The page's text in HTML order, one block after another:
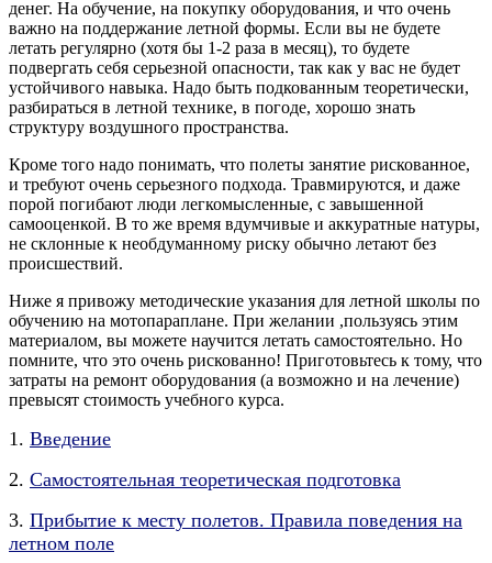
денег. На обучение, на покупку оборудования, и что очень
важно на поддержание летной формы. Если вы не будете
летать регулярно (хотя бы 1-2 раза в месяц), то будете
подвергать себя серьезной опасности, так как у вас не будет
устойчивого навыка. Надо быть подкованным теоретически,
разбираться в летной технике, в погоде, хорошо знать
структуру воздушного пространства.
Кроме того надо понимать, что полеты занятие рискованное,
и требуют очень серьезного подхода. Травмируются, и даже
порой погибают люди легкомысленные, с завышенной
самооценкой. В то же время вдумчивые и аккуратные натуры,
не склонные к необдуманному риску обычно летают без
происшествий.
Ниже я привожу методические указания для летной школы по
обучению на мотопараплане. При желании ,пользуясь этим
материалом, вы можете научится летать самостоятельно. Но
помните, что это очень рискованно! Приготовьтесь к тому, что
затраты на ремонт оборудования (а возможно и на лечение)
превысят стоимость учебного курса.
1. Введение
2. Самостоятельная теоретическая подготовка
3. Прибытие к месту полетов. Правила поведения на
летном поле